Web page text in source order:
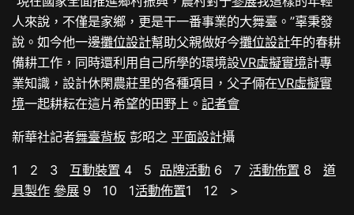
人來說，不僅是家鄉，更是干一番事業的大舞臺。”辜秉發
說。如今他一邊攤位設計幫助父親做好今攤位設計年的春耕
備耕工作，同時還利用自己所學的環境設VR虛擬實境計專
業知識，設計休閑農莊里的各種項目，父子倆在VR虛擬實
境一起耕耘在這片希望的田野上。記者會
新華社記者舞臺背板 彭昭之平面設計攝
1 2 3 互動裝置 4 5 品牌活動 6 7 活動佈置 8道
具製作 參展 9 10 1活動佈置1 12 >